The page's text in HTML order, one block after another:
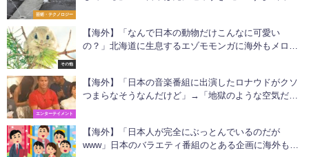
芸術・テクノロジー
その他
【海外】「なんで日本の動物だけこんなに可愛い
の？」北海道に生息するエゾモモンガに海外もメロメ
エンターテイメント
【海外】「日本の音楽番組に出演したロナウドがクソ
つまらなそうなんだけど」→「地獄のような空気だな
【海外】「日本人が完全にぶっとんでいるのだが
www」日本のバラエティ番組のとある企画に海外も興